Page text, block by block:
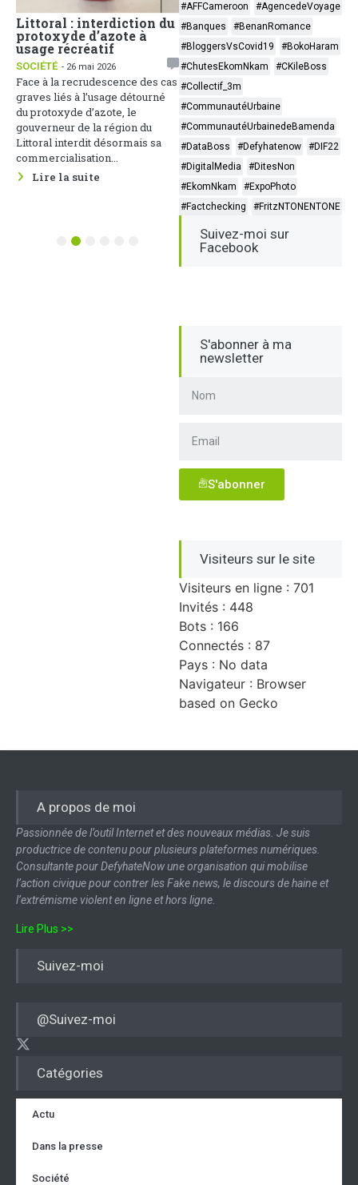
Littoral : interdiction du
protoxyde d’azote à
usage récréatif
SOCIÉTÉ - 26 mai 2026
Face à la recrudescence des cas
graves liés à l’usage détourné
du protoxyde d’azote, le
gouverneur de la région du
Littoral interdit désormais sa
commercialisation...
Lire la suite
Face aux dérives
sociales, la
Communication Non
Violente comme arme de
paix
ACTUALITÉS
Une soirée de réflexion sur
cette thématique s’est tenue le
Entreprises du Cameroun, sous
le parrainage du Ministère des...
Lire la suite
5
#AFFCameroon
#AgencedeVoyage
#Banques
#BenanRomance
#BloggersVsCovid19
#BokoHaram
#ChutesEkomNkam
#CKileBoss
#Collectif_3m
#CommunautéUrbaine
#CommunautéUrbainedeBamenda
#DataBoss
#Defyhatenow
#DIF22
#DigitalMedia
#DitesNon
#EkomNkam
#ExpoPhoto
#Factchecking
#FritzNTONENTONE
Suivez-moi sur
Facebook
S'abonner à ma
newsletter
S'abonner
Visiteurs sur le site
Visiteurs en ligne : 701
Invités : 448
Bots : 166
Connectés : 87
Pays : No data
Navigateur : Browser
based on Gecko
Catégories
Actu
Dans la presse
Société
A propos de moi
Passionnée de l’outil Internet et des nouveaux médias. Je suis
productrice de contenu pour plusieurs plateformes numériques.
Consultante pour DefyhateNow une organisation qui mobilise
l’action civique pour contrer les Fake news, le discours de haine et
l’extrémisme violent en ligne et hors ligne.
Lire Plus >>
Suivez-moi
@Suivez-moi